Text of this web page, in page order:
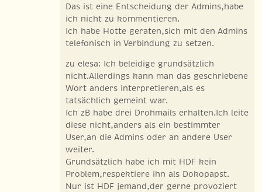
Das ist eine Entscheidung der Admins,habe
ich nicht zu kommentieren.
Ich habe Hotte geraten,sich mit den Admins
telefonisch in Verbindung zu setzen.
zu elesa: Ich beleidige grundsätzlich
nicht.Allerdings kann man das geschriebene
Wort anders interpretieren,als es
tatsächlich gemeint war.
Ich zB habe drei Drohmails erhalten.Ich leite
diese nicht,anders als ein bestimmter
User,an die Admins oder an andere User
weiter.
Grundsätzlich habe ich mit HDF kein
Problem,respektiere ihn als Dokopapst.
Nur ist HDF jemand,der gerne provoziert